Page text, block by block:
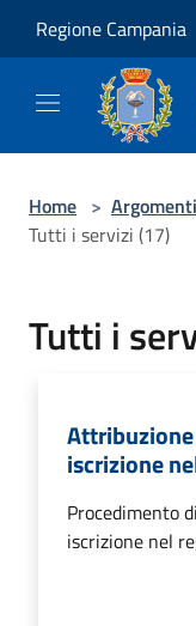
Regione Campania
Home > Argomenti
Tutti i servizi (17)
Tutti i
Attribuzione
iscrizione
Procedimento
iscrizione nel